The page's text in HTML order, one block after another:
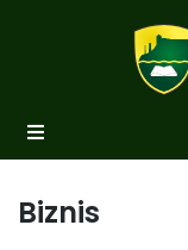
Novosti po
Biznis